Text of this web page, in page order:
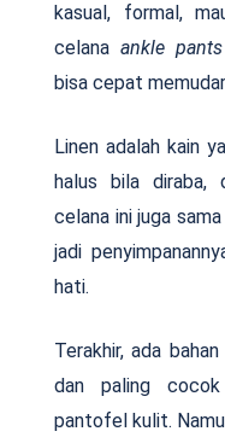
kasual, formal,
celanaankle pants
bisa cepat
Linen adalah kain
halus bila diraba,
celana ini juga
jadi
hati.
Terakhir, ada
dan paling cocok
pantofel kulit.